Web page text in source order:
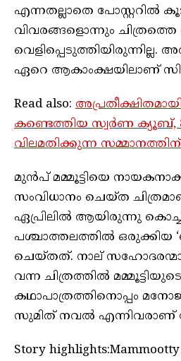
എന്നതല്ലാതെ പോസ്റ്ററില്‍
വിവരങ്ങളൊന്നും ചിത്രത്തെ
ഏറെ ആകാംക്ഷയിലാണ്
Read also:
കണ്ടെത്തിയ സ്വർണ ക്യൂബ്,
വിലമതിക്കുന്ന സമ്മാനത്തിന്
മുൻപ് മമ്മൂട്ടിയെ
സംവിധാനം ചെയ്ത
ഏപ്രിലിൽ ആയിരുന്നു
പശ്ചാത്തലത്തിൽ ഒരുക്കിയ
ചെയ്തത്. നാല്
വന്ന ചിത്രത്തിൽ
കഥാപാത്രത്തിനൊപ്പം
സുമിത് നവൽ എന്നിവരാണ്
Story